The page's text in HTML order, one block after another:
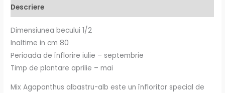
Descriere
Dimensiunea becului 1/2
Inaltime in cm 80
Perioada de înflorire iulie – septembrie
Timp de plantare aprilie – mai
Mix Agapanthus albastru-alb este un înfloritor special de